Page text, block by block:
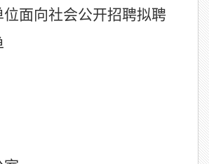
位面向社会公开招聘拟聘
兵